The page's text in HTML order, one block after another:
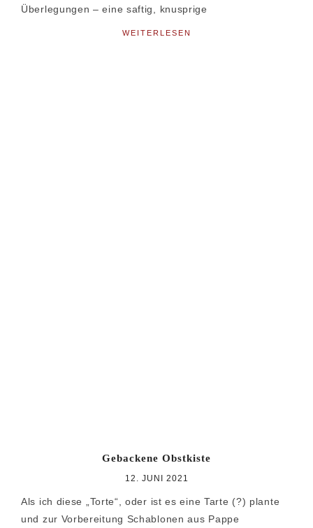
Überlegungen – eine saftig, knusprige
WEITERLESEN
Gebackene Obstkiste
12. JUNI 2021
Als ich diese „Torte“, oder ist es eine Tarte (?) plante
und zur Vorbereitung Schablonen aus Pappe